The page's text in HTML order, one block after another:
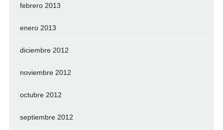
febrero 2013
enero 2013
diciembre 2012
noviembre 2012
octubre 2012
septiembre 2012